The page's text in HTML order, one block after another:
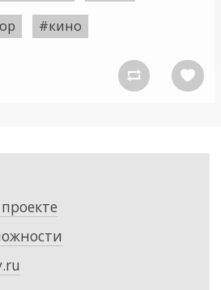
#кино
 